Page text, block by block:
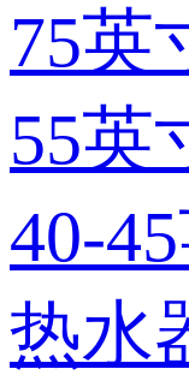
75英
55英
40-
热水